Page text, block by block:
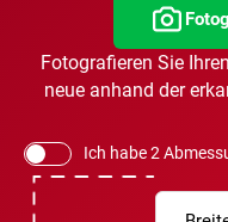
Fotografieren Sie
neue anhand der
Ich habe 2